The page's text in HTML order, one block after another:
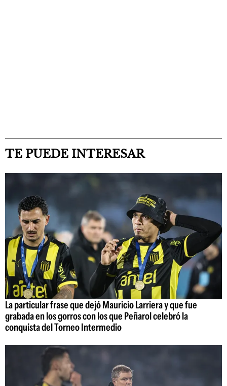
TE PUEDE INTERESAR
La particular frase que dejó Mauricio Larriera y que fue
grabada en los gorros con los que Peñarol celebró la
conquista del Torneo Intermedio